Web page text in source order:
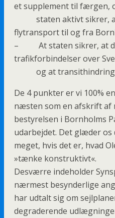
et supplement til færgen,
staten aktivt sikrer, at
flytransport til og fra
– At staten sikrer, at
trafikforbindelser over
og at
De 4 punkter er vi 100%
næsten som en afskrift af
bestyrelsen i Bornholms
udarbejdet. Det glæder
meget, hvis det er, hvad
»tænke konstruktivt«.
Desværre indeholder
nærmest besynderlige
har udtalt sig om
degraderende